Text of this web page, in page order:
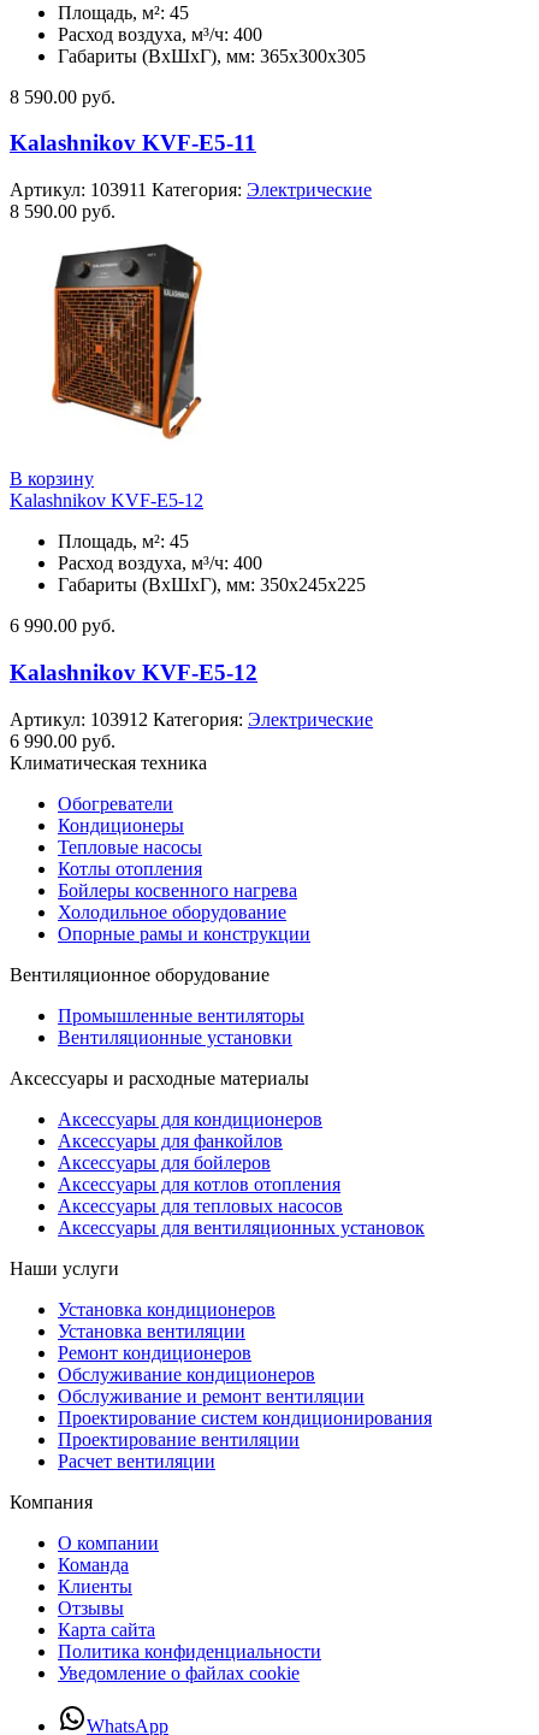
Площадь, м²: 45
Расход воздуха, м³/ч: 400
Габариты (ВхШхГ), мм: 365x300x305
8 590.00 руб.
Kalashnikov KVF-E5-11
Артикул: 103911 Категория: Электрические
8 590.00 руб.
В корзину
Kalashnikov KVF-E5-12
Площадь, м²: 45
Расход воздуха, м³/ч: 400
Габариты (ВхШхГ), мм: 350x245x225
6 990.00 руб.
Kalashnikov KVF-E5-12
Артикул: 103912 Категория: Электрические
6 990.00 руб.
Климатическая техника
Обогреватели
Кондиционеры
Тепловые насосы
Котлы отопления
Бойлеры косвенного нагрева
Холодильное оборудование
Опорные рамы и конструкции
Вентиляционное оборудование
Промышленные вентиляторы
Вентиляционные установки
Аксессуары и расходные материалы
Аксессуары для кондиционеров
Аксессуары для фанкойлов
Аксессуары для бойлеров
Аксессуары для котлов отопления
Аксессуары для тепловых насосов
Аксессуары для вентиляционных установок
Наши услуги
Установка кондиционеров
Установка вентиляции
Ремонт кондиционеров
Обслуживание кондиционеров
Обслуживание и ремонт вентиляции
Проектирование систем кондиционирования
Проектирование вентиляции
Расчет вентиляции
Компания
О компании
Команда
Клиенты
Отзывы
Карта сайта
Политика конфиденциальности
Уведомление о файлах cookie
WhatsApp